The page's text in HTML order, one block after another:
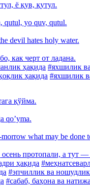
ё қув, қутул.
qutul, yo quv, qutul.
devil hates holy water.
как черт от ладана.
ҳақида #яхшилик
ҳақида #яхшилик
қўйма.
qoʼyma.
what may be done
протопали, а тут —
ҳақида
#эпчиллик ва
#сабаб, баҳона ва